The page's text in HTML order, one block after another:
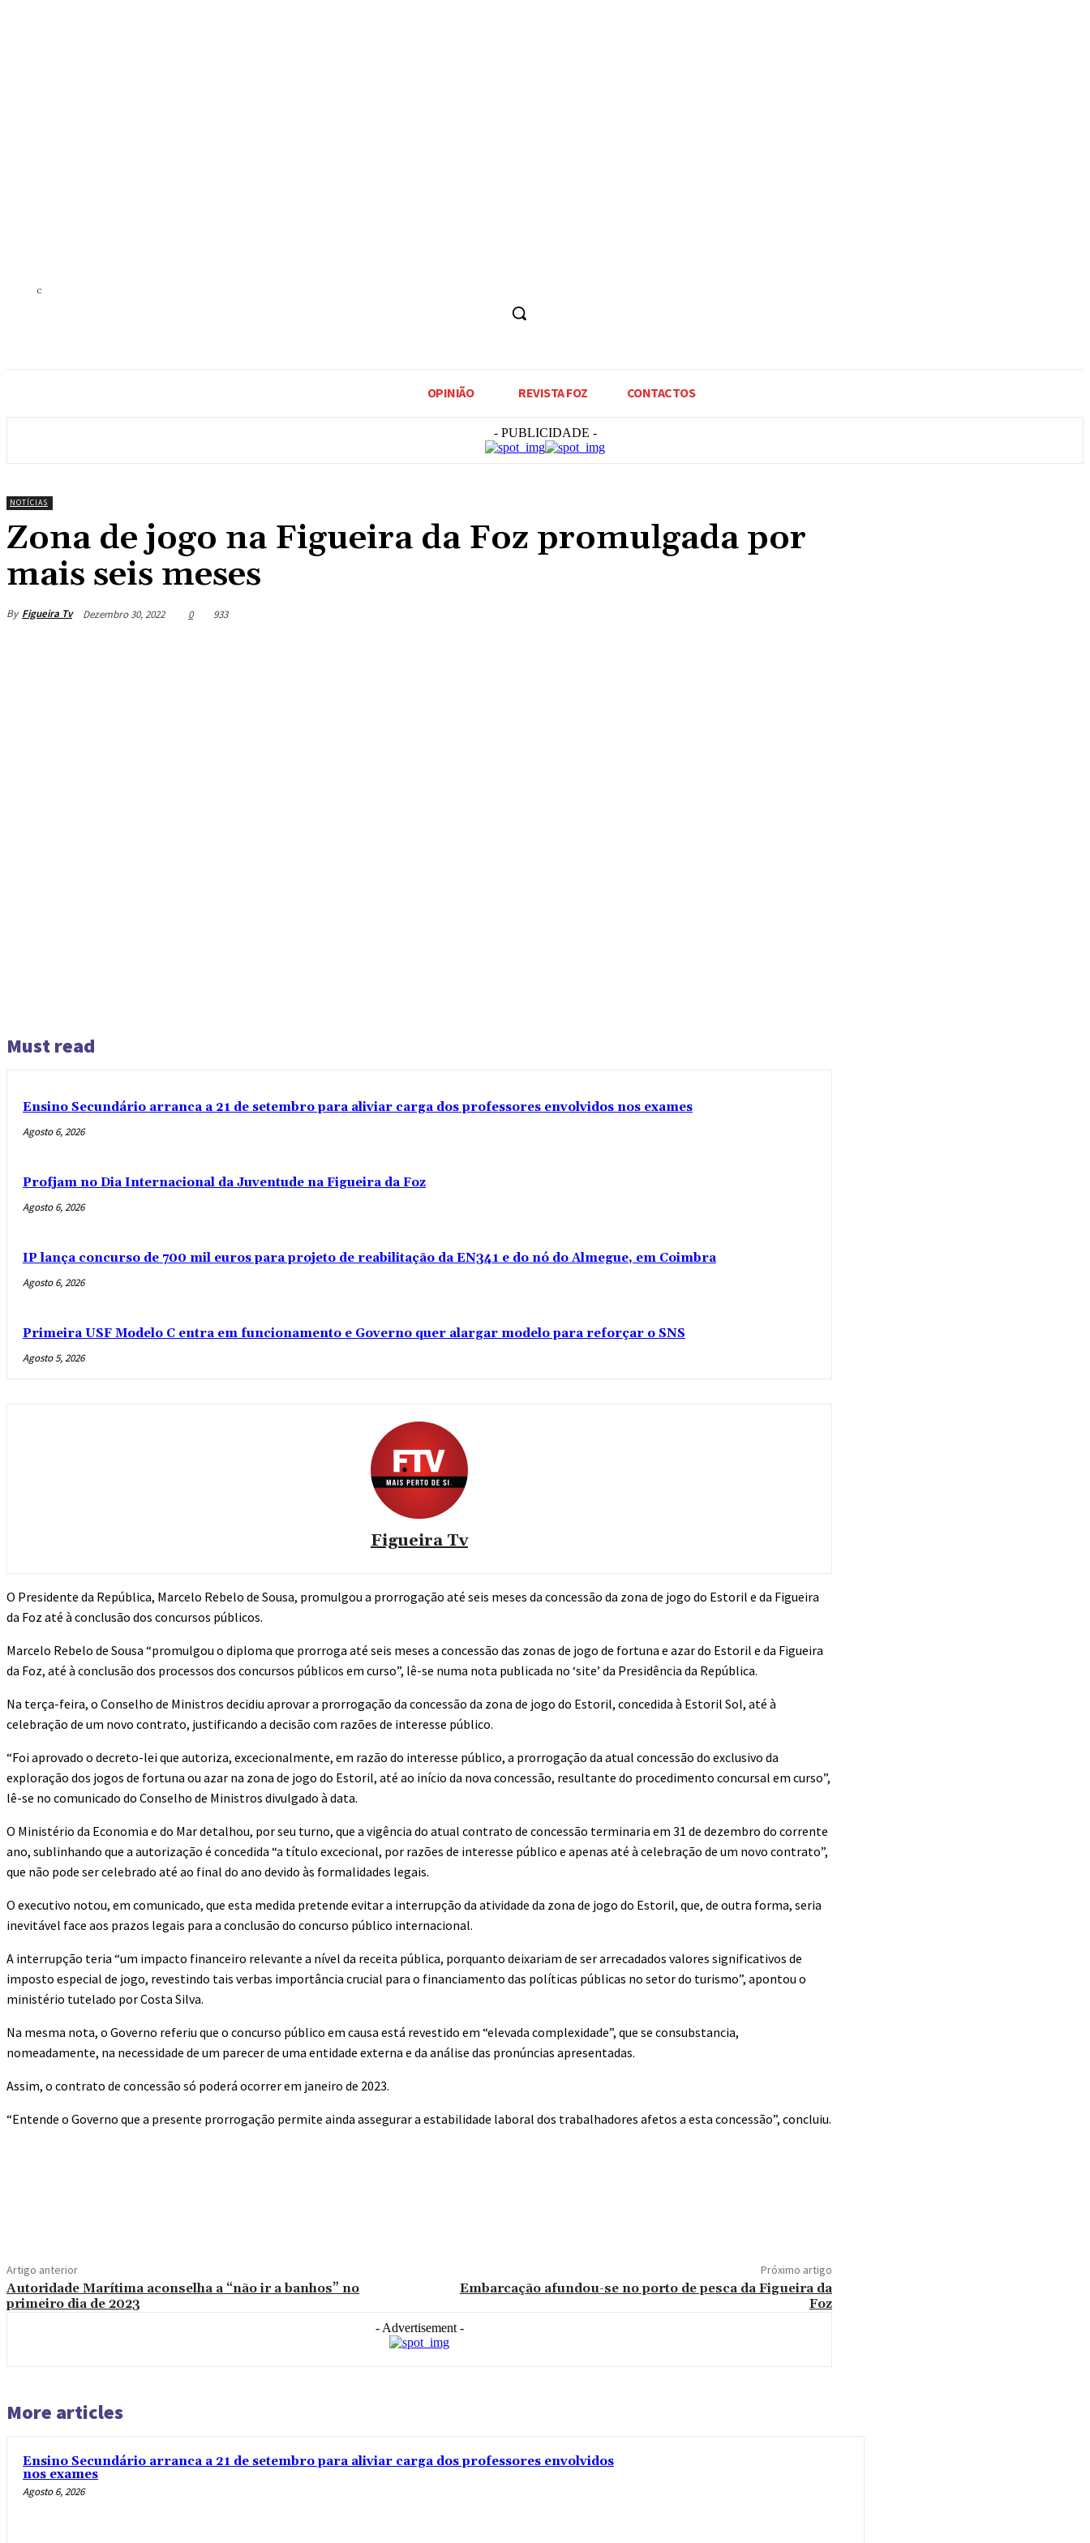
C
OPINIÃO REVISTA FOZ CONTACTOS
- PUBLICIDADE -
NOTÍCIAS
Zona de jogo na Figueira da Foz promulgada por
mais seis meses
By Figueira Tv Dezembro 30, 2022 0 933
Must read
Ensino Secundário arranca a 21 de setembro para aliviar carga dos professores envolvidos nos exames
Agosto 6, 2026
Profjam no Dia Internacional da Juventude na Figueira da Foz
Agosto 6, 2026
IP lança concurso de 700 mil euros para projeto de reabilitação da EN341 e do nó do Almegue, em Coimbra
Agosto 6, 2026
Primeira USF Modelo C entra em funcionamento e Governo quer alargar modelo para reforçar o SNS
Agosto 5, 2026
Figueira Tv
O Presidente da República, Marcelo Rebelo de Sousa, promulgou a prorrogação até seis meses da concessão da zona de jogo do Estoril e da Figueira
da Foz até à conclusão dos concursos públicos.
Marcelo Rebelo de Sousa “promulgou o diploma que prorroga até seis meses a concessão das zonas de jogo de fortuna e azar do Estoril e da Figueira
da Foz, até à conclusão dos processos dos concursos públicos em curso”, lê-se numa nota publicada no ‘site’ da Presidência da República.
Na terça-feira, o Conselho de Ministros decidiu aprovar a prorrogação da concessão da zona de jogo do Estoril, concedida à Estoril Sol, até à
celebração de um novo contrato, justificando a decisão com razões de interesse público.
“Foi aprovado o decreto-lei que autoriza, excecionalmente, em razão do interesse público, a prorrogação da atual concessão do exclusivo da
exploração dos jogos de fortuna ou azar na zona de jogo do Estoril, até ao início da nova concessão, resultante do procedimento concursal em curso”,
lê-se no comunicado do Conselho de Ministros divulgado à data.
O Ministério da Economia e do Mar detalhou, por seu turno, que a vigência do atual contrato de concessão terminaria em 31 de dezembro do corrente
ano, sublinhando que a autorização é concedida “a título excecional, por razões de interesse público e apenas até à celebração de um novo contrato”,
que não pode ser celebrado até ao final do ano devido às formalidades legais.
O executivo notou, em comunicado, que esta medida pretende evitar a interrupção da atividade da zona de jogo do Estoril, que, de outra forma, seria
inevitável face aos prazos legais para a conclusão do concurso público internacional.
A interrupção teria “um impacto financeiro relevante a nível da receita pública, porquanto deixariam de ser arrecadados valores significativos de
imposto especial de jogo, revestindo tais verbas importância crucial para o financiamento das políticas públicas no setor do turismo”, apontou o
ministério tutelado por Costa Silva.
Na mesma nota, o Governo referiu que o concurso público em causa está revestido em “elevada complexidade”, que se consubstancia,
nomeadamente, na necessidade de um parecer de uma entidade externa e da análise das pronúncias apresentadas.
Assim, o contrato de concessão só poderá ocorrer em janeiro de 2023.
“Entende o Governo que a presente prorrogação permite ainda assegurar a estabilidade laboral dos trabalhadores afetos a esta concessão”, concluiu.
Artigo anterior
Autoridade Marítima aconselha a “não ir a banhos” no
primeiro dia de 2023
Próximo artigo
Embarcação afundou-se no porto de pesca da Figueira da
Foz
- Advertisement -
More articles
Ensino Secundário arranca a 21 de setembro para aliviar carga dos professores envolvidos
nos exames
Agosto 6, 2026